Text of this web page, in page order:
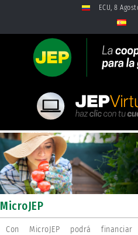
ECU, 8
MicroJEP
MicroJEP
Con MicroJEP podrá